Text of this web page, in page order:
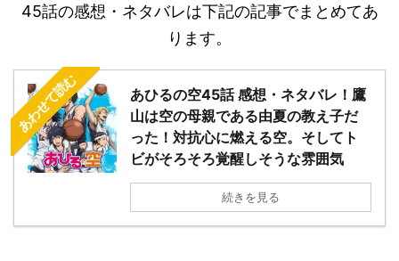
45話の感想・ネタバレは下記の記事でまとめてあ
ります。
あわせて読む
あひるの空45話 感想・ネタバレ！鷹
山は空の母親である由夏の教え子だ
った！対抗心に燃える空。そしてト
ビがそろそろ覚醒しそうな雰囲気
続きを見る